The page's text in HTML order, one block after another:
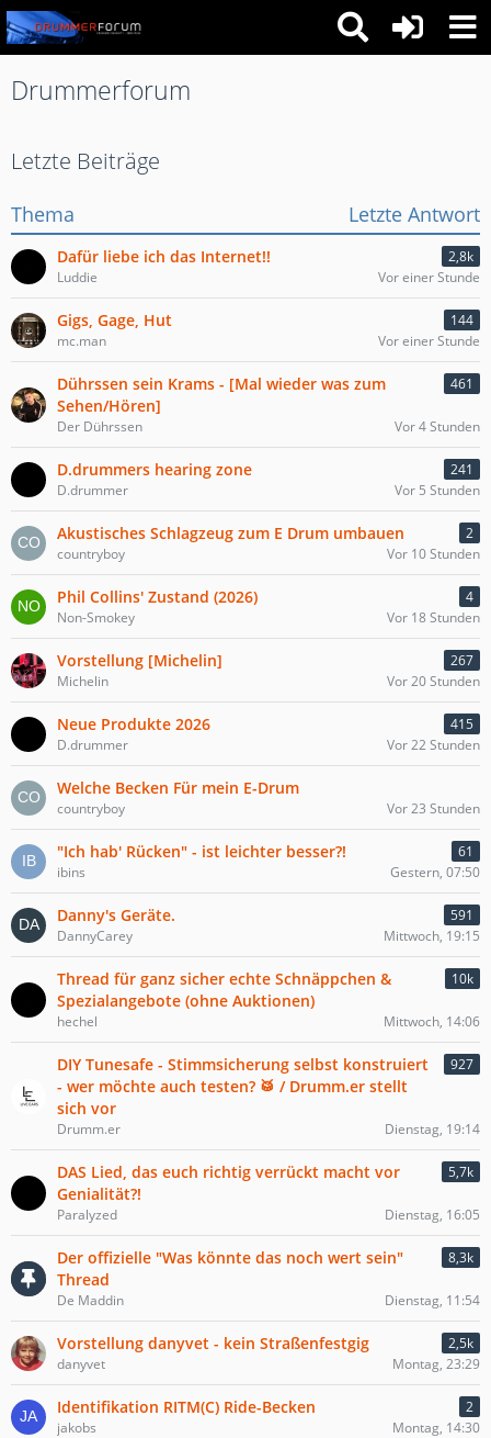
Drummerforum
Letzte Beiträge
Thema Letzte Antwort
Dafür liebe ich das Internet!!
2,8k
Luddie
Vor einer Stunde
Gigs, Gage, Hut
144
mc.man
Vor einer Stunde
Dührssen sein Krams - [Mal wieder was zum
Sehen/Hören]
461
Der Dührssen Vor 4 Stunden
D.drummers hearing zone
241
D.drummer
Vor 5 Stunden
Akustisches Schlagzeug zum E Drum umbauen
2
countryboy
Vor 10 Stunden
Phil Collins' Zustand (2026)
4
Non-Smokey
Vor 18 Stunden
Vorstellung [Michelin]
267
Michelin
Vor 20 Stunden
Neue Produkte 2026
415
D.drummer
Vor 22 Stunden
Welche Becken Für mein E-Drum
countryboy Vor 23 Stunden
"Ich hab' Rücken" - ist leichter besser?!
61
ibins
Gestern, 07:50
Danny's Geräte.
591
DannyCarey
Mittwoch, 19:15
Thread für ganz sicher echte Schnäppchen &
Spezialangebote (ohne Auktionen)
10k
hechel Mittwoch, 14:06
DIY Tunesafe - Stimmsicherung selbst konstruiert
- wer möchte auch testen? 🥁 / Drumm.er stellt
sich vor
927
Drumm.er Dienstag, 19:14
DAS Lied, das euch richtig verrückt macht vor
Genialität?!
5,7k
Paralyzed Dienstag, 16:05
Der offizielle "Was könnte das noch wert sein"
Thread
8,3k
De Maddin Dienstag, 11:54
Vorstellung danyvet - kein Straßenfestgig
2,5k
danyvet
Montag, 23:29
Identifikation RITM(C) Ride-Becken
2
jakobs
Montag, 14:30